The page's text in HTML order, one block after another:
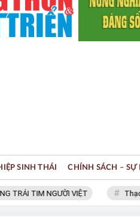
TRÁI TIM NGƯỜI VIỆT Thạc
SINH THÁI CHÍNH SÁCH – SỰ